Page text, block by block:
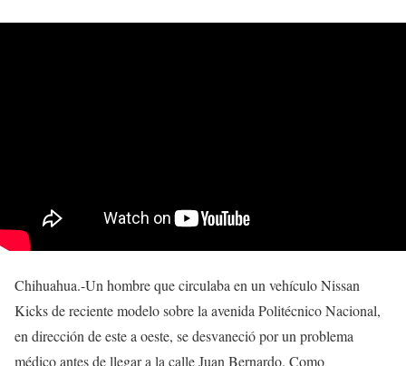
Chihuahua.-Un hombre que circulaba en un vehículo Nissan
Kicks de reciente modelo sobre la avenida Politécnico Nacional,
en dirección de este a oeste, se desvaneció por un problema
médico antes de llegar a la calle Juan Bernardo. Como